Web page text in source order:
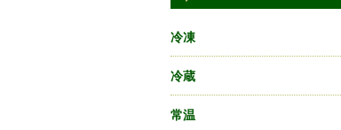
冷凍
冷蔵
常温